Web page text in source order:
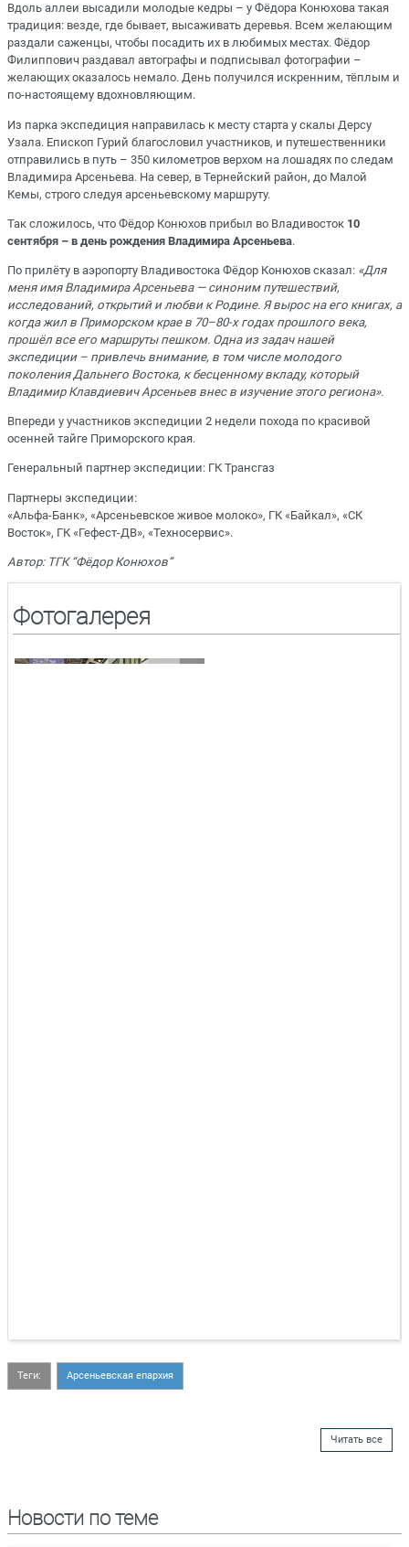
Вдоль аллеи высадили молодые кедры – у Фёдора Конюхова такая
традиция: везде, где бывает, высаживать деревья. Всем желающим
раздали саженцы, чтобы посадить их в любимых местах. Фёдор
Филиппович раздавал автографы и подписывал фотографии –
желающих оказалось немало. День получился искренним, тёплым и
по-настоящему вдохновляющим.
Из парка экспедиция направилась к месту старта у скалы Дерсу
Узала. Епископ Гурий благословил участников, и путешественники
отправились в путь – 350 километров верхом на лошадях по следам
Владимира Арсеньева. На север, в Тернейский район, до Малой
Кемы, строго следуя арсеньевскому маршруту.
Так сложилось, что Фёдор Конюхов прибыл во Владивосток 10
сентября – в день рождения Владимира Арсеньева.
По прилёту в аэропорту Владивостока Фёдор Конюхов сказал: «Для
меня имя Владимира Арсеньева — синоним путешествий,
исследований, открытий и любви к Родине. Я вырос на его книгах, а
когда жил в Приморском крае в 70–80-х годах прошлого века,
прошёл все его маршруты пешком. Одна из задач нашей
экспедиции – привлечь внимание, в том числе молодого
поколения Дальнего Востока, к бесценному вкладу, который
Владимир Клавдиевич Арсеньев внес в изучение этого региона».
Впереди у участников экспедиции 2 недели похода по красивой
осенней тайге Приморского края.
Генеральный партнер экспедиции: ГК Трансгаз
Партнеры экспедиции:
«Альфа-Банк», «Арсеньевское живое молоко», ГК «Байкал», «СК
Восток», ГК «Гефест-ДВ», «Техносервис».
Автор: ТГК “Фёдор Конюхов”
Фотогалерея
Теги: Арсеньевская епархия
Читать все
Новости по теме